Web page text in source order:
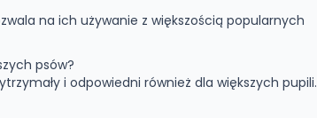
na ich używanie z większością popularnych
psów?
i odpowiedni również dla większych pupili.